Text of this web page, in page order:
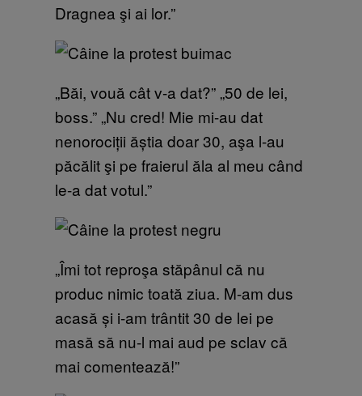
Dragnea şi ai lor.”
„Băi, vouă cât v-a dat?” „50 de lei,
boss.” „Nu cred! Mie mi-au dat
nenorociții ăștia doar 30, aşa l-au
păcălit şi pe fraierul ăla al meu când
le-a dat votul.”
„Îmi tot reproşa stăpânul că nu
produc nimic toată ziua. M-am dus
acasă și i-am trântit 30 de lei pe
masă să nu-l mai aud pe sclav că
mai comentează!”